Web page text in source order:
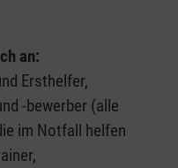
an:
Ersthelfer,
-bewerber (alle
im Notfall helfen